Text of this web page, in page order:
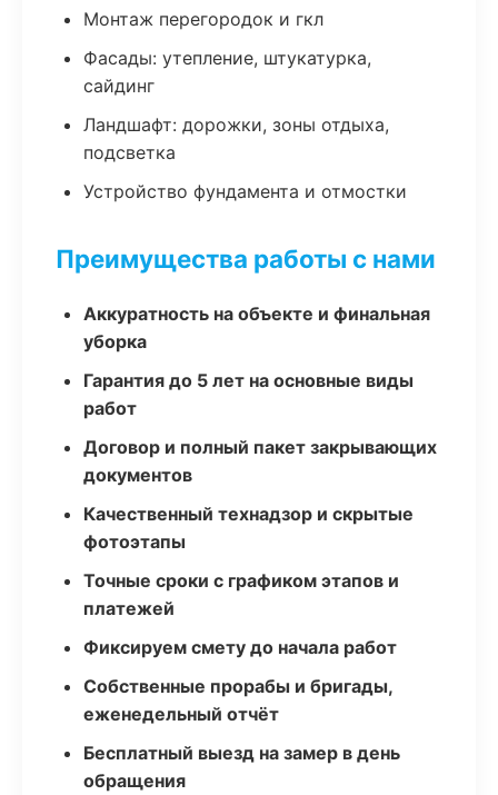
Монтаж перегородок и гкл
Фасады: утепление, штукатурка,
сайдинг
Ландшафт: дорожки, зоны отдыха,
подсветка
Устройство фундамента и отмостки
Преимущества работы с нами
Аккуратность на объекте и финальная
уборка
Гарантия до 5 лет на основные виды
работ
Договор и полный пакет закрывающих
документов
Качественный технадзор и скрытые
фотоэтапы
Точные сроки с графиком этапов и
платежей
Фиксируем смету до начала работ
Собственные прорабы и бригады,
еженедельный отчёт
Бесплатный выезд на замер в день
обращения